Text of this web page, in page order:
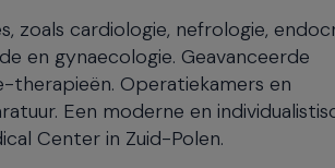
zoals cardiologie, nefrologie,
en gynaecologie. Geavanceerde
Operatiekamers en
Een moderne en
Center in Zuid-Polen.